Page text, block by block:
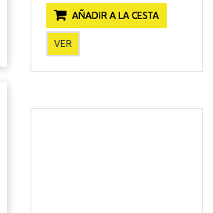
AÑADIR A LA CESTA
VER